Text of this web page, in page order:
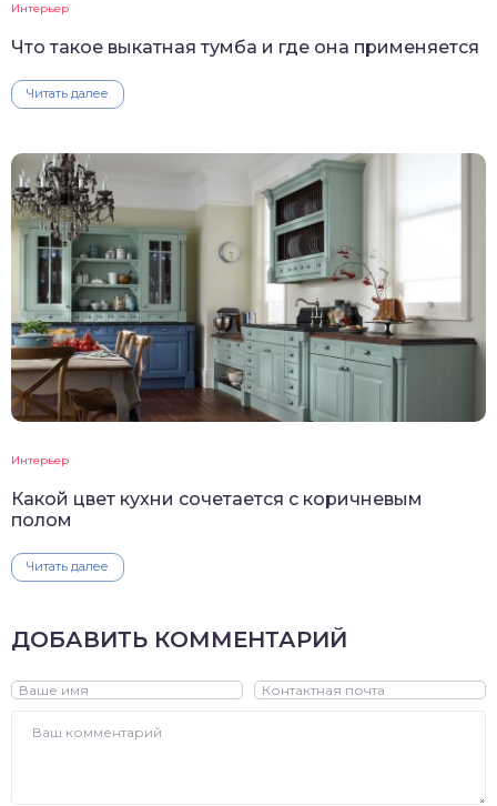
Интерьер
Что такое выкатная тумба и где она применяется
Читать далее
Интерьер
Какой цвет кухни сочетается с коричневым
полом
Читать далее
ДОБАВИТЬ КОММЕНТАРИЙ